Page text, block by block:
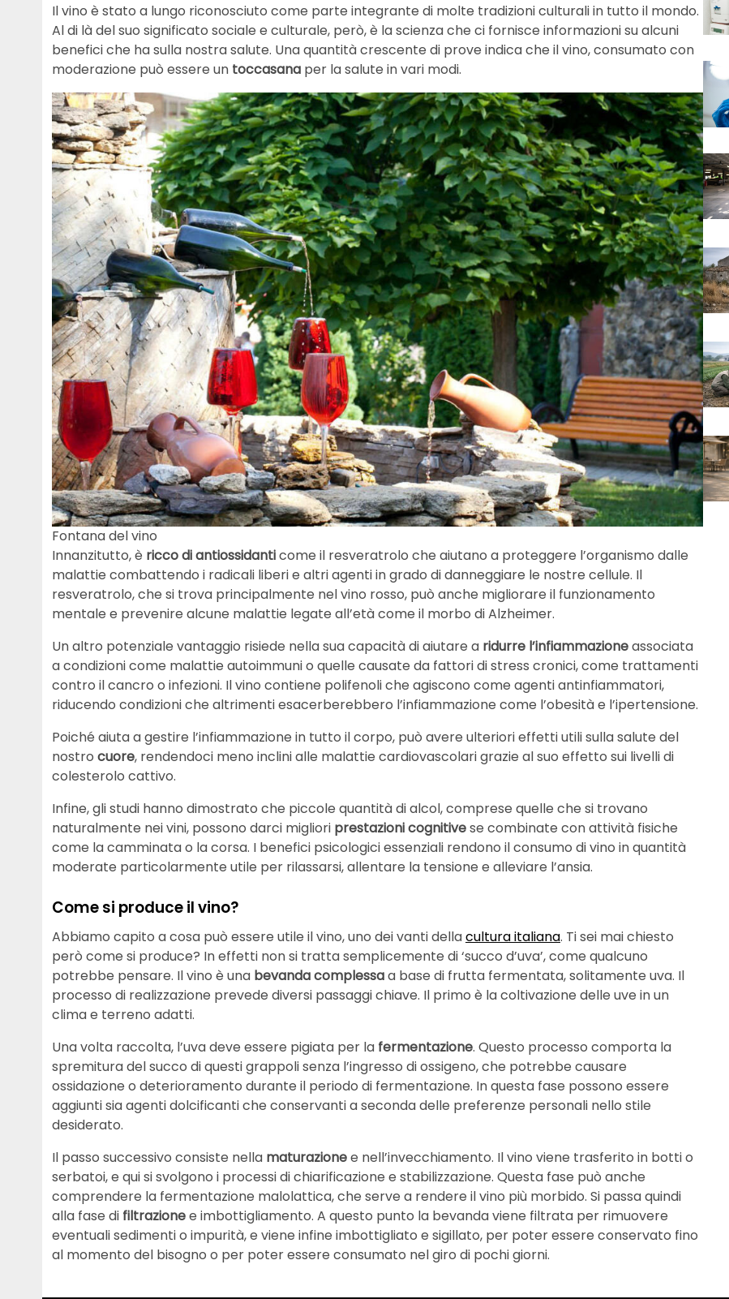
Il vino è stato a lungo riconosciuto come parte integrante di molte tradizioni culturali in tutto il mondo.
Al di là del suo significato sociale e culturale, però, è la scienza che ci fornisce informazioni su alcuni
benefici che ha sulla nostra salute. Una quantità crescente di prove indica che il vino, consumato con
moderazione può essere un toccasana per la salute in vari modi.
Fontana del vino
Innanzitutto, è ricco diantiossidanticome il resveratrolo che aiutano a proteggere l’organismo dalle
malattie combattendo i radicali liberi e altri agenti in grado di danneggiare le nostre cellule. Il
resveratrolo, che si trova principalmente nel vino rosso, può anche migliorare il funzionamento
mentale e prevenire alcune malattie legate all’età come il morbo di Alzheimer.
Un altro potenziale vantaggio risiede nella sua capacità di aiutare a ridurre l’infiammazioneassociata
a condizioni come malattie autoimmuni o quelle causate da fattori di stress cronici, come trattamenti
contro il cancro o infezioni. Il vino contiene polifenoli che agiscono come agenti antinfiammatori,
riducendo condizioni che altrimenti esacerberebbero l’infiammazione come l’obesità e l’ipertensione.
Poiché aiuta a gestire l’infiammazione in tutto il corpo, può avere ulteriori effetti utili sulla salute del
nostro cuore, rendendoci meno inclini alle malattie cardiovascolari grazie al suo effetto sui livelli di
colesterolo cattivo.
Infine, gli studi hanno dimostrato che piccole quantità di alcol, comprese quelle che si trovano
naturalmente nei vini, possono darci migliori prestazioni cognitivese combinate con attività fisiche
come la camminata o la corsa. I benefici psicologici essenziali rendono il consumo di vino in quantità
moderate particolarmente utile per rilassarsi, allentare la tensione e alleviare l’ansia.
Come si produce il vino?
Abbiamo capito a cosa può essere utile il vino, uno dei vanti dellacultura italiana. Ti sei mai chiesto
però come si produce? In effetti non si tratta semplicemente di ‘succo d’uva’, come qualcuno
potrebbe pensare. Il vino è una bevanda complessaa base di frutta fermentata, solitamente uva. Il
processo di realizzazione prevede diversi passaggi chiave. Il primo è la coltivazione delle uve in un
clima e terreno adatti.
Una volta raccolta, l’uva deve essere pigiata per la fermentazione. Questo processo comporta la
spremitura del succo di questi grappoli senza l’ingresso di ossigeno, che potrebbe causare
ossidazione o deterioramento durante il periodo di fermentazione. In questa fase possono essere
aggiunti sia agenti dolcificanti che conservanti a seconda delle preferenze personali nello stile
desiderato.
Il passo successivo consiste nella maturazionee nell’invecchiamento. Il vino viene trasferito in botti o
serbatoi, e qui si svolgono i processi di chiarificazione e stabilizzazione. Questa fase può anche
comprendere la fermentazione malolattica, che serve a rendere il vino più morbido. Si passa quindi
alla fase di filtrazionee imbottigliamento. A questo punto la bevanda viene filtrata per rimuovere
eventuali sedimenti o impurità, e viene infine imbottigliato e sigillato, per poter essere conservato fino
al momento del bisogno o per poter essere consumato nel giro di pochi giorni.